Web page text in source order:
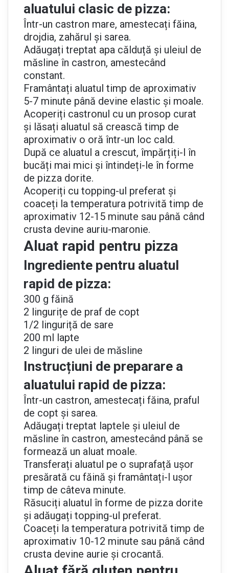
aluatului clasic de pizza:
Într-un castron mare, amestecați făina,
drojdia, zahărul și sarea.
Adăugați treptat apa călduță și uleiul de
măsline în castron, amestecând
constant.
Framântați aluatul timp de aproximativ
5-7 minute până devine elastic și moale.
Acoperiți castronul cu un prosop curat
și lăsați aluatul să crească timp de
aproximativ o oră într-un loc cald.
După ce aluatul a crescut, împărțiți-l în
bucăți mai mici și întindeți-le în forme
de pizza dorite.
Acoperiți cu topping-ul preferat și
coaceți la temperatura potrivită timp de
aproximativ 12-15 minute sau până când
crusta devine auriu-maronie.
Aluat rapid pentru pizza
Ingrediente pentru aluatul
rapid de pizza:
300 g făină
2 lingurițe de praf de copt
1/2 linguriță de sare
200 ml lapte
2 linguri de ulei de măsline
Instrucțiuni de preparare a
aluatului rapid de pizza:
Într-un castron, amestecați făina, praful
de copt și sarea.
Adăugați treptat laptele și uleiul de
măsline în castron, amestecând până se
formează un aluat moale.
Transferați aluatul pe o suprafață ușor
presărată cu făină și framântați-l ușor
timp de câteva minute.
Răsuciți aluatul în forme de pizza dorite
și adăugați topping-ul preferat.
Coaceți la temperatura potrivită timp de
aproximativ 10-12 minute sau până când
crusta devine aurie și crocantă.